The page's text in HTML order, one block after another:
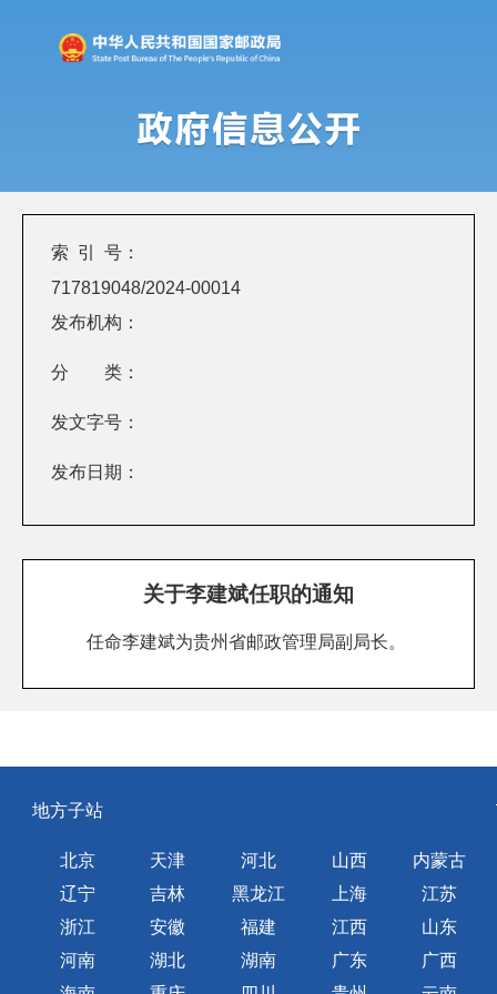
索 引 号：
717819048/2024-00014
发布机构：
分 类：
发文字号：
发布日期：
关于李建斌任职的通知
任命李建斌为贵州省邮政管理局副局长。
地方子站
北京 天津 河北 山西
内蒙古
辽宁
吉林 黑龙江 上海
江苏
浙江
安徽 福建 江西
山东
河南
湖北 湖南 广东
广西